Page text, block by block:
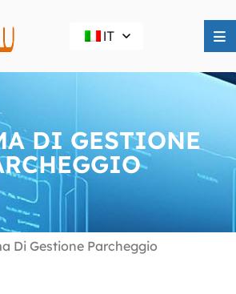
IT
DI GESTIONE
Di Gestione Parcheggio